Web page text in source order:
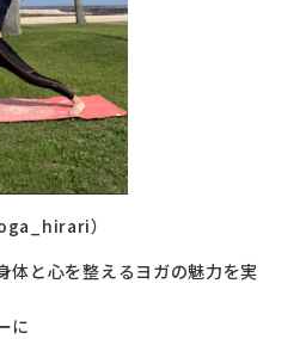
）
体と心を整えるヨガの魅力を実
に